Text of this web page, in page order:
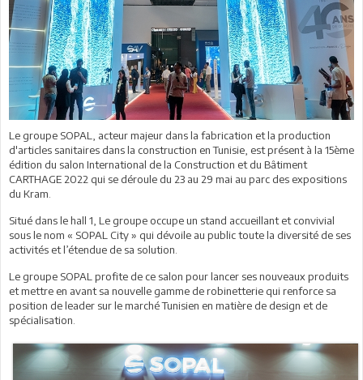
Le groupe SOPAL, acteur majeur dans la fabrication et la production
d'articles sanitaires dans la construction en Tunisie, est présent à la 15ème
édition du salon International de la Construction et du Bâtiment
CARTHAGE 2022 qui se déroule du 23 au 29 mai au parc des expositions
du Kram.
Situé dans le hall 1, Le groupe occupe un stand accueillant et convivial
sous le nom « SOPAL City » qui dévoile au public toute la diversité de ses
activités et l’étendue de sa solution.
Le groupe SOPAL profite de ce salon pour lancer ses nouveaux produits
et mettre en avant sa nouvelle gamme de robinetterie qui renforce sa
position de leader sur le marché Tunisien en matière de design et de
spécialisation.